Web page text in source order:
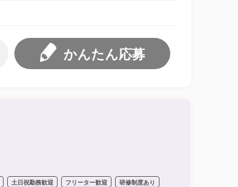
かんたん応募
土日祝勤務歓迎 フリーター歓迎 研修制度あり